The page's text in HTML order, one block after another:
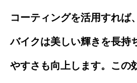
コーティングを活用すれば
バイクは美しい輝きを長持
やすさも向上します。この